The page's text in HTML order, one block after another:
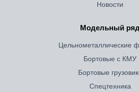
Новости
Модельный ряд
Цельнометаллические
Бортовые с КМУ
Бортовые
Спецтехника